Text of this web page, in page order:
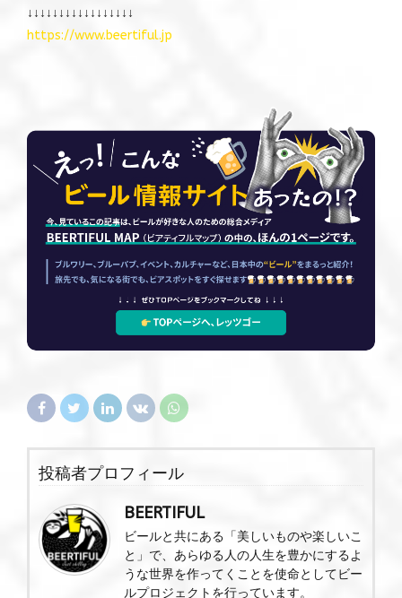
↓↓↓↓↓↓↓↓↓↓↓↓↓↓↓↓↓
https://www.beertiful.jp
投稿者プロフィール
BEERTIFUL
ビールと共にある「美しいものや楽しいこ
と」で、あらゆる人の人生を豊かにするよ
うな世界を作ってくことを使命としてビー
ルプロジェクトを行っています。